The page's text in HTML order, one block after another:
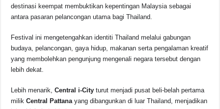
destinasi keempat membuktikan kepentingan Malaysia sebagai
antara pasaran pelancongan utama bagi Thailand.
Festival ini mengetengahkan identiti Thailand melalui gabungan
budaya, pelancongan, gaya hidup, makanan serta pengalaman kreatif
yang membolehkan pengunjung mengenali negara tersebut dengan
lebih dekat.
Lebih menarik,Central i-City turut menjadi pusat beli-belah pertama
milikCentral Pattanayang dibangunkan di luar Thailand, menjadikan